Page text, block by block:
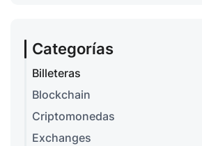
Categorías
Billeteras
Blockchain
Criptomonedas
Exchanges